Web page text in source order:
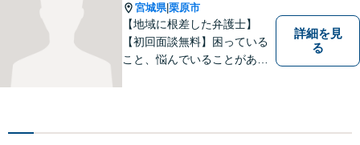
宮城県|栗原市
【地域に根差した弁護士】
【初回面談無料】困っている
こと、悩んでいることがあっ
ださい。離婚問題／借金問題
詳細を見
る